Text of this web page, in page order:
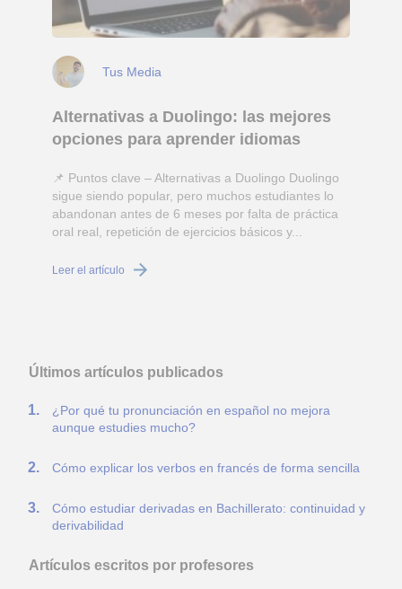
Tus Media
Alternativas a Duolingo: las mejores
opciones para aprender idiomas
📌 Puntos clave – Alternativas a Duolingo Duolingo
sigue siendo popular, pero muchos estudiantes lo
abandonan antes de 6 meses por falta de práctica
oral real, repetición de ejercicios básicos y...
Leer el artículo
Últimos artículos publicados
¿Por qué tu pronunciación en español no mejora
aunque estudies mucho?
Cómo explicar los verbos en francés de forma sencilla
Cómo estudiar derivadas en Bachillerato: continuidad y
derivabilidad
Artículos escritos por profesores